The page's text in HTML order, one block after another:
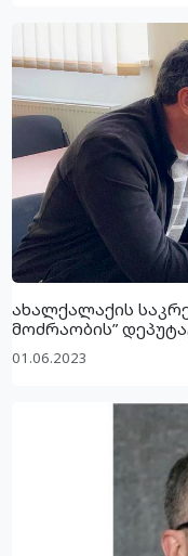
ახალქალაქის
მოძრაობის”
01.06.2023